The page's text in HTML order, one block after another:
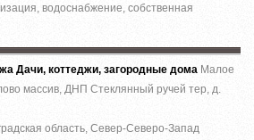
водоснабжение, собственная
Дачи, коттеджи, загородные дома Малое
массив, ДНП Стеклянный ручей тер, д.
область, Север-Северо-Запад